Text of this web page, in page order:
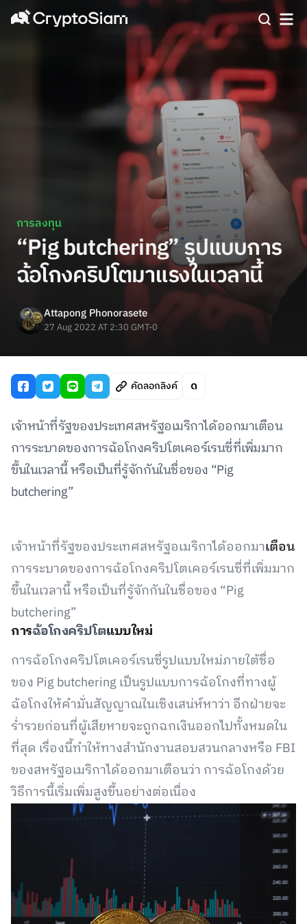
การลงทุน
“Pig butchering” รูปแบบการ
ฉ้อโกงคริปโตมาแรงในเวลานี้
Attapong Phonorasete
27 Aug 2022 AT 2:30 GMT-0
คัดลอกลิงค์
เจ้าหน้าที่รัฐของประเทศสหรัฐอเมริกาได้ออกมาเตือน
การระบาดของการฉ้อโกงคริปโตเคอร์เรนซี่ที่เพิ่มมาก
ขึ้นในเวลานี้ หรือเป็นที่รู้จักกันในชื่อของ “Pig
butchering”
เจ้าหน้าที่รัฐของประเทศสหรัฐอเมริกาได้ออกมาเตือน
การระบาดของการฉ้อโกงคริปโตเคอร์เรนซี่ที่เพิ่มมาก
ขึ้นในเวลานี้ หรือเป็นที่รู้จักกันในชื่อของ “Pig
butchering”
การฉ้อโกงคริปโตแบบใหม่
การฉ้อโกงคริปโตเคอร์เรนซี่รูปแบบใหม่ภายใต้ชื่อ
ของ Pig butchering เป็นรูปแบบการฉ้อโกงที่ทางผู้
ฉ้อโกงให้คำมั่นสัญญาณในเชิงเสน่ห์หาว่า อีกฝ่ายจะ
ร่ำรวยก่อนที่ผู้เสียหายจะถูกฉกเงินออกไปทั้งหมดใน
ที่สุด เรื่องนี้ทำให้ทางสำนักงานสอบสวนกลางหรือ FBI
ของสหรัฐอเมริกาได้ออกมาเตือนว่า การฉ้อโกงด้วย
วิธีการนี้เริ่มเพิ่มสูงขึ้นอย่างต่อเนื่อง